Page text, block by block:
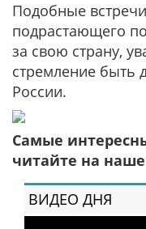
Подобные
подрастающего
за свою страну,
стремление быть
России.
Самые
читайте на
ВИДЕО ДНЯ